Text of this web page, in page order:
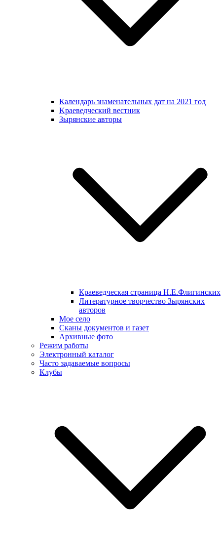
Календарь знаменательных дат на 2021 год
Kраеведческий вестник
Зырянские авторы
Краеведческая страница Н.Е.Флигинских
Литературное творчество Зырянских
авторов
Мое село
Сканы документов и газет
Архивные фото
Режим работы
Электронный каталог
Часто задаваемые вопросы
Клубы